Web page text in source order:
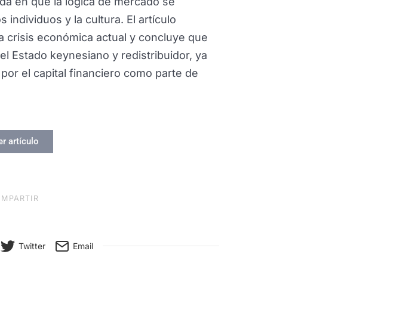
individuos y la cultura. El artículo
crisis económica actual y concluye que
Estado keynesiano y redistribuidor, ya
el capital financiero como parte de
artículo
Twitter Email